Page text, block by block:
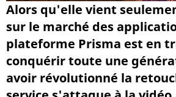
Alors qu'elle vient
sur le marché des
plateforme Prisma est en
conquérir toute une
avoir révolutionné la